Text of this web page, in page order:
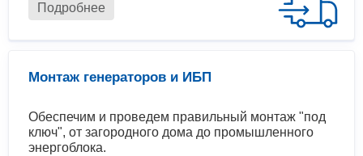
Подробнее
Монтаж генераторов и ИБП
Обеспечим и проведем правильный монтаж "под
ключ", от загородного дома до промышленного
энергоблока.